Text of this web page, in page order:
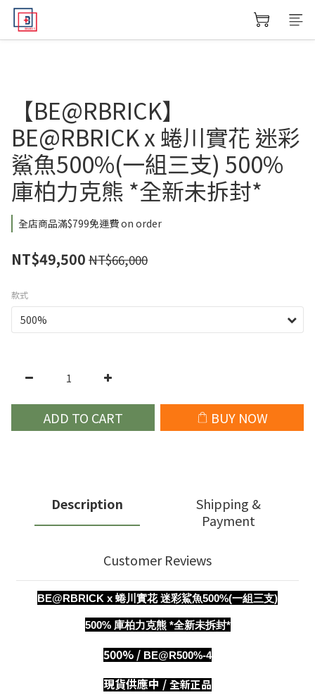
【BE@RBRICK】
BE@RBRICK x 蜷川實花 迷彩
鯊魚500%(一組三支) 500%
庫柏力克熊 *全新未拆封*
全店商品滿$799免運費 on order
NT$49,500 NT$66,000
款式
ADD TO CART BUY NOW
Description
Shipping &
Payment
Customer Reviews
BE@RBRICK x 蜷川實花 迷彩鯊魚500%(一組三支)
500% 庫柏力克熊 *全新未拆封*
500% / BE@R500%-4
現貨供應中 /全新正品